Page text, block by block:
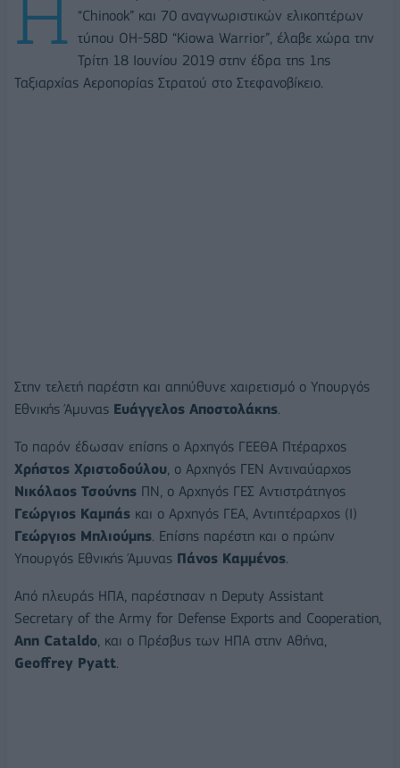
“Chinook” και 70 αναγνωριστικών ελικοπτέρων
τύπου OH-58D “Kiowa Warrior”, έλαβε χώρα την
Τρίτη 18 Ιουνίου 2019 στην έδρα της 1ης
Ταξιαρχίας Αεροπορίας Στρατού στο Στεφανοβίκειο.
Στην τελετή παρέστη και απηύθυνε χαιρετισμό ο Υπουργός
Εθνικής Άμυνας Ευάγγελος Αποστολάκης.
Το παρόν έδωσαν επίσης ο Αρχηγός ΓΕΕΘΑ Πτέραρχος
Χρήστος Χριστοδούλου, ο Αρχηγός ΓΕΝ Αντιναύαρχος
Νικόλαος Τσούνης ΠΝ, ο Αρχηγός ΓΕΣ Αντιστράτηγος
Γεώργιος Καμπάς και ο Αρχηγός ΓΕΑ, Αντιπτέραρχος (Ι)
Γεώργιος Μπλιούμης. Επίσης παρέστη και ο πρώην
Υπουργός Εθνικής Άμυνας Πάνος Καμμένος.
Από πλευράς ΗΠΑ, παρέστησαν η Deputy Assistant
Secretary of the Army for Defense Exports and Cooperation,
Ann Cataldo, και ο Πρέσβυς των ΗΠΑ στην Αθήνα,
Geoffrey Pyatt.